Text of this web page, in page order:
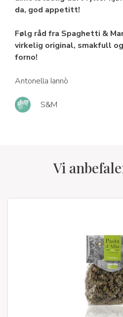
da, god appetitt!
Følg råd fra Spaghetti &
virkelig original, smakfull
forno!
Antonella Iannò
S&M
Vi